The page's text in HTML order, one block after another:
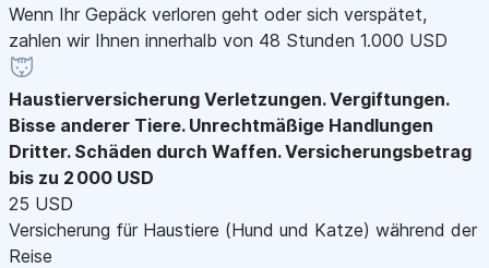
Wenn Ihr Gepäck verloren geht oder sich verspätet,
zahlen wir Ihnen innerhalb von 48 Stunden 1.000 USD
Haustierversicherung Verletzungen. Vergiftungen.
Bisse anderer Tiere. Unrechtmäßige Handlungen
Dritter. Schäden durch Waffen. Versicherungsbetrag
bis zu 2 000 USD
25 USD
Versicherung für Haustiere (Hund und Katze) während der
Reise